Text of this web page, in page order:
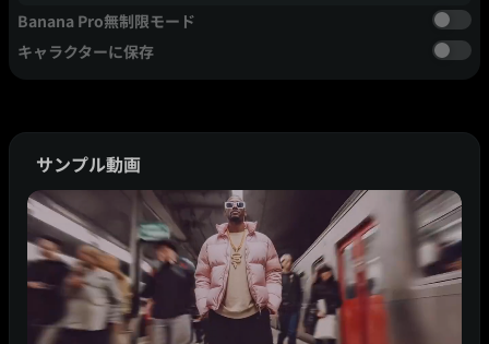
Banana Pro無制限モード
キャラクターに保存
サンプル動画